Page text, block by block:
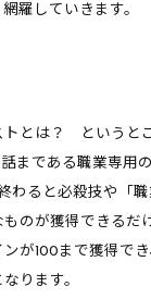
羅していきます。
とは？ というと
話まである職業専用
わると必殺技や「
のが獲得できるだ
が100まで獲得 で
ります。